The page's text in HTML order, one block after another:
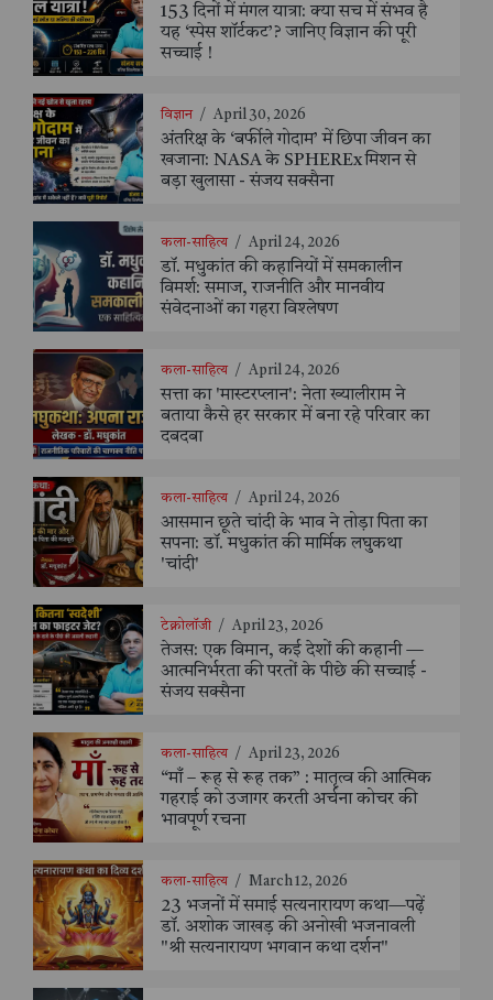
153 दिनों में मंगल यात्रा: क्या सच में संभव है
यह ‘स्पेस शॉर्टकट’? जानिए विज्ञान की पूरी
सच्चाई !
विज्ञान / April 30, 2026
अंतरिक्ष के ‘बर्फीले गोदाम’ में छिपा जीवन का
खजाना: NASA के SPHEREx मिशन से
बड़ा खुलासा - संजय सक्सैना
कला-साहित्य / April 24, 2026
डॉ. मधुकांत की कहानियों में समकालीन
विमर्श: समाज, राजनीति और मानवीय
संवेदनाओं का गहरा विश्लेषण
कला-साहित्य / April 24, 2026
सत्ता का 'मास्टरप्लान': नेता ख्यालीराम ने
बताया कैसे हर सरकार में बना रहे परिवार का
दबदबा
कला-साहित्य / April 24, 2026
आसमान छूते चांदी के भाव ने तोड़ा पिता का
सपना: डॉ. मधुकांत की मार्मिक लघुकथा
'चांदी'
टेक्नोलॉजी / April 23, 2026
तेजस: एक विमान, कई देशों की कहानी —
आत्मनिर्भरता की परतों के पीछे की सच्चाई -
संजय सक्सैना
कला-साहित्य / April 23, 2026
“माँ – रूह से रूह तक” : मातृत्व की आत्मिक
गहराई को उजागर करती अर्चना कोचर की
भावपूर्ण रचना
कला-साहित्य / March 12, 2026
23 भजनों में समाई सत्यनारायण कथा—पढ़ें
डॉ. अशोक जाखड़ की अनोखी भजनावली
"श्री सत्यनारायण भगवान कथा दर्शन"